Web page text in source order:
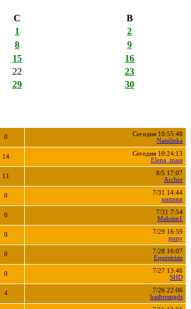
С
В
1
2
8
9
15
16
22
23
29
30
0
Сегодня 10:55:48
Natalinka
14
Сегодня 10:24:13
Elena_mass
11
8/5 17:07
Archer
0
7/31 14:44
nnnnnn
0
7/31 7:54
Maksim1
0
7/29 16:59
pony
0
7/28 16:07
Equestrian
0
7/27 13:46
SHD
4
7/26 22:06
bashremgds